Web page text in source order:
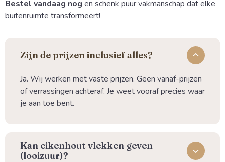
Bestel vandaag nog en schenk puur vakmanschap dat elke
buitenruimte transformeert!
⁠Zijn de prijzen inclusief alles?
Ja. Wij werken met vaste prijzen. Geen vanaf-prijzen
of verrassingen achteraf. Je weet vooraf precies waar
je aan toe bent.
Kan eikenhout vlekken geven
(looizuur)?